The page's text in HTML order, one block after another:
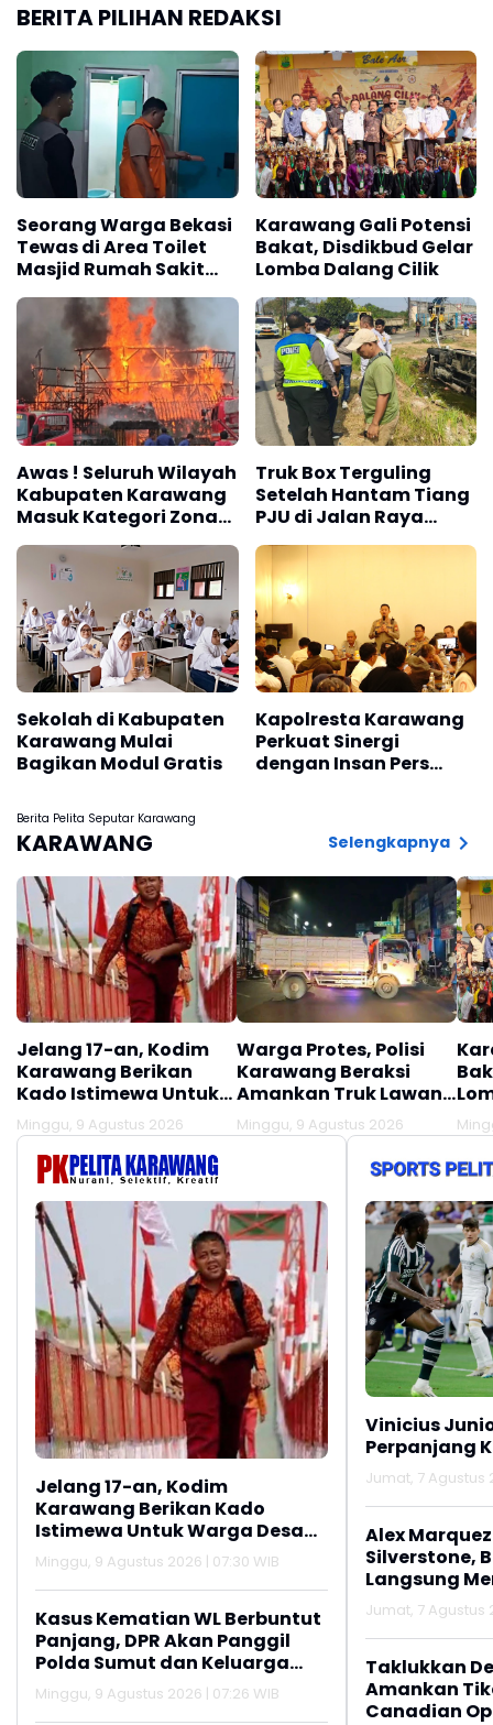
BERITA PILIHAN REDAKSI
Seorang Warga Bekasi
Tewas di Area Toilet
Masjid Rumah Sakit
Islam Karawang
Karawang Gali Potensi
Bakat, Disdikbud Gelar
Lomba Dalang Cilik
Awas ! Seluruh Wilayah
Kabupaten Karawang
Masuk Kategori Zona
Berdasarkan
Penyusunan RISPK
Truk Box Terguling
Setelah Hantam Tiang
PJU di Jalan Raya
Barat
Sekolah di Kabupaten
Karawang Mulai
Bagikan Modul Gratis
Kapolresta Karawang
Perkuat Sinergi
dengan Insan Pers
Berita Pelita Seputar Karawang
KARAWANG Selengkapnya
Jelang 17-an, Kodim
Karawang Berikan
Kado Istimewa Untuk
Warga Desa Kalijati
Jatisari
Minggu, 9 Agustus 2026
Warga Protes, Polisi
Karawang Beraksi
Amankan Truk Lawan
Lawan Arus
Minggu, 9 Agustus 2026
Jelang 17-an, Kodim
Karawang Berikan Kado
Istimewa Untuk Warga Desa
Kalijati Jatisari
Minggu, 9 Agustus 2026 | 07:30 WIB
Kasus Kematian WL Berbuntut
Panjang, DPR Akan Panggil
Polda Sumut dan Keluarga
Korban
Minggu, 9 Agustus 2026 | 07:26 WIB
Vinicius
Perpanjang
Jumat, 7 Agustus
Alex
Silverstone,
Langsung
Jumat, 7 Agustus
Taklukkan
Amankan
Canadian